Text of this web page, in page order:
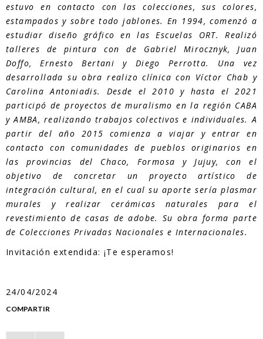
estuvo en contacto con las colecciones, sus colores,
estampados y sobre todo jablones. En 1994, comenzó a
estudiar diseño gráfico en las Escuelas ORT. Realizó
talleres de pintura con de Gabriel Mirocznyk, Juan
Doffo, Ernesto Bertani y Diego Perrotta. Una vez
desarrollada su obra realizo clínica con Víctor Chab y
Carolina Antoniadis. Desde el 2010 y hasta el 2021
participó de proyectos de muralismo en la región CABA
y AMBA, realizando trabajos colectivos e individuales. A
partir del año 2015 comienza a viajar y entrar en
contacto con comunidades de pueblos originarios en
las provincias del Chaco, Formosa y Jujuy, con el
objetivo de concretar un proyecto artístico de
integración cultural, en el cual su aporte sería plasmar
murales y realizar cerámicas naturales para el
revestimiento de casas de adobe. Su obra forma parte
de Colecciones Privadas Nacionales e Internacionales.
Invitación extendida: ¡Te esperamos!
24/04/2024
COMPARTIR